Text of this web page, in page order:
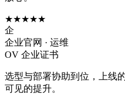
★★★★★
企
企业官网 · 运维
OV 企业证书
选型与部署协助到位，上线
可见的提升。